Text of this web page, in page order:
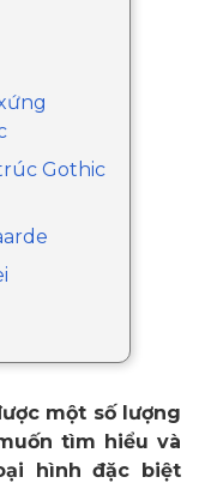
Gothic
một số lượng
tìm hiểu và
hình đặc biệt